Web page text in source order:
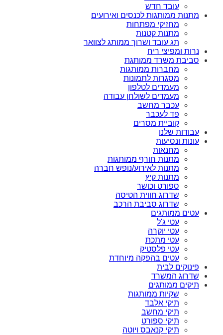
עובד חדש
מתנות ממותגות לכנסים ואירועים
מחזיקי מפתחות
מתנות קטנות
תג עובד ושרוך ממותג לצוואר
נרות ומפיצי ריח
סביבת משרד ממותגת
מחברות ממותגות
מסגרות לתמונות
מעמדים לטלפון
מעמדים לשולחן עבודה
עכבר מחשב
פד לעכבר
קוביית מסרים
עבודות שלנו
עונות ונסיעות
מחנאות
מתנות חורף ממותגות
מתנות לאירוע/נופש חברה
מתנות קיץ
ספורט וכושר
שדרוג חווית הטיסה
שדרוג סביבת הרכב
עטים ממותגים
עטי ג'ל
עטי יוקרה
עטי מתכת
עטי פלסטיק
עטים בהפקה מיוחדת
פינוקים לבית
שדרוג המשרד
תיקים ממותגים
שקיות ממותגות
תיקי אלבד
תיקי מחשב
תיקי ספורט
תיקי קנאבס ויוטה